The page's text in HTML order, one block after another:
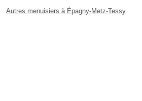
Autres menuisiers à Épagny-Metz-Tessy